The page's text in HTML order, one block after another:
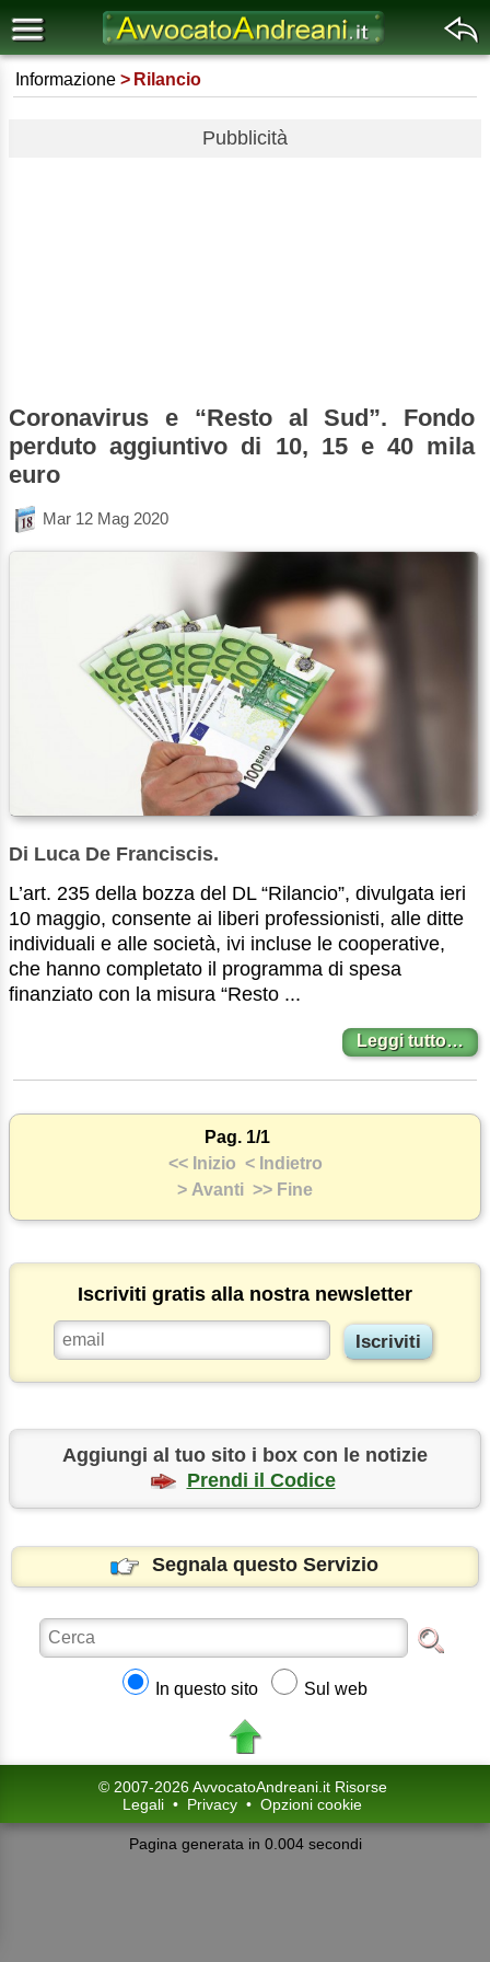
Informazione Rilancio
Pubblicità
Coronavirus e “Resto al Sud”. Fondo
perduto aggiuntivo di 10, 15 e 40 mila
euro
Mar 12 Mag 2020
Di Luca De Franciscis.
L’art. 235 della bozza del DL “Rilancio”, divulgata ieri
10 maggio, consente ai liberi professionisti, alle ditte
individuali e alle società, ivi incluse le cooperative,
che hanno completato il programma di spesa
finanziato con la misura “Resto ...
Leggi tutto…
Pag. 1/1
<< Inizio < Indietro
> Avanti >> Fine
Iscriviti gratis alla nostra newsletter
Aggiungi al tuo sito i box con le notizie
Prendi il Codice
Segnala questo Servizio
In questo sito Sul web
© 2007-2026 AvvocatoAndreani.it Risorse
Legali • Privacy • Opzioni cookie
Pagina generata in 0.004 secondi